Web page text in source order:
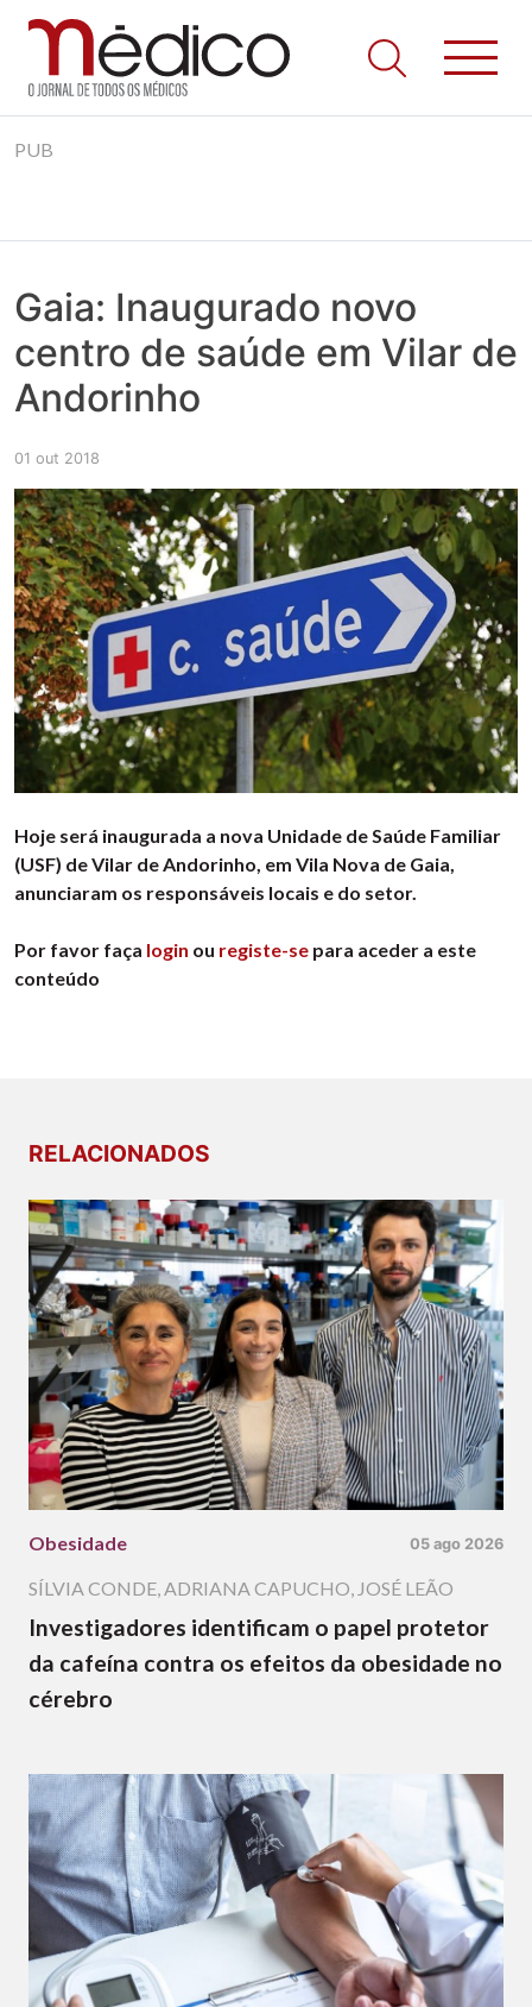
to
Jornal Médico
Médico – O Jornal de Todos os Médicos. Onde as notícias
realmente contam! Tudo o que se passa na Saúde!
PUB
Gaia: Inaugurado novo
centro de saúde em Vilar de
Andorinho
01 out 2018
Hoje será inaugurada a nova Unidade de Saúde Familiar
(USF) de Vilar de Andorinho, em Vila Nova de Gaia,
anunciaram os responsáveis locais e do setor.
Por favor faça login ou registe-se para aceder a este
conteúdo
RELACIONADOS
Obesidade 05 ago 2026
SÍLVIA CONDE,ADRIANA CAPUCHO, JOSÉ LEÃO
Investigadores identificam o papel protetor
da cafeína contra os efeitos da obesidade no
cérebro